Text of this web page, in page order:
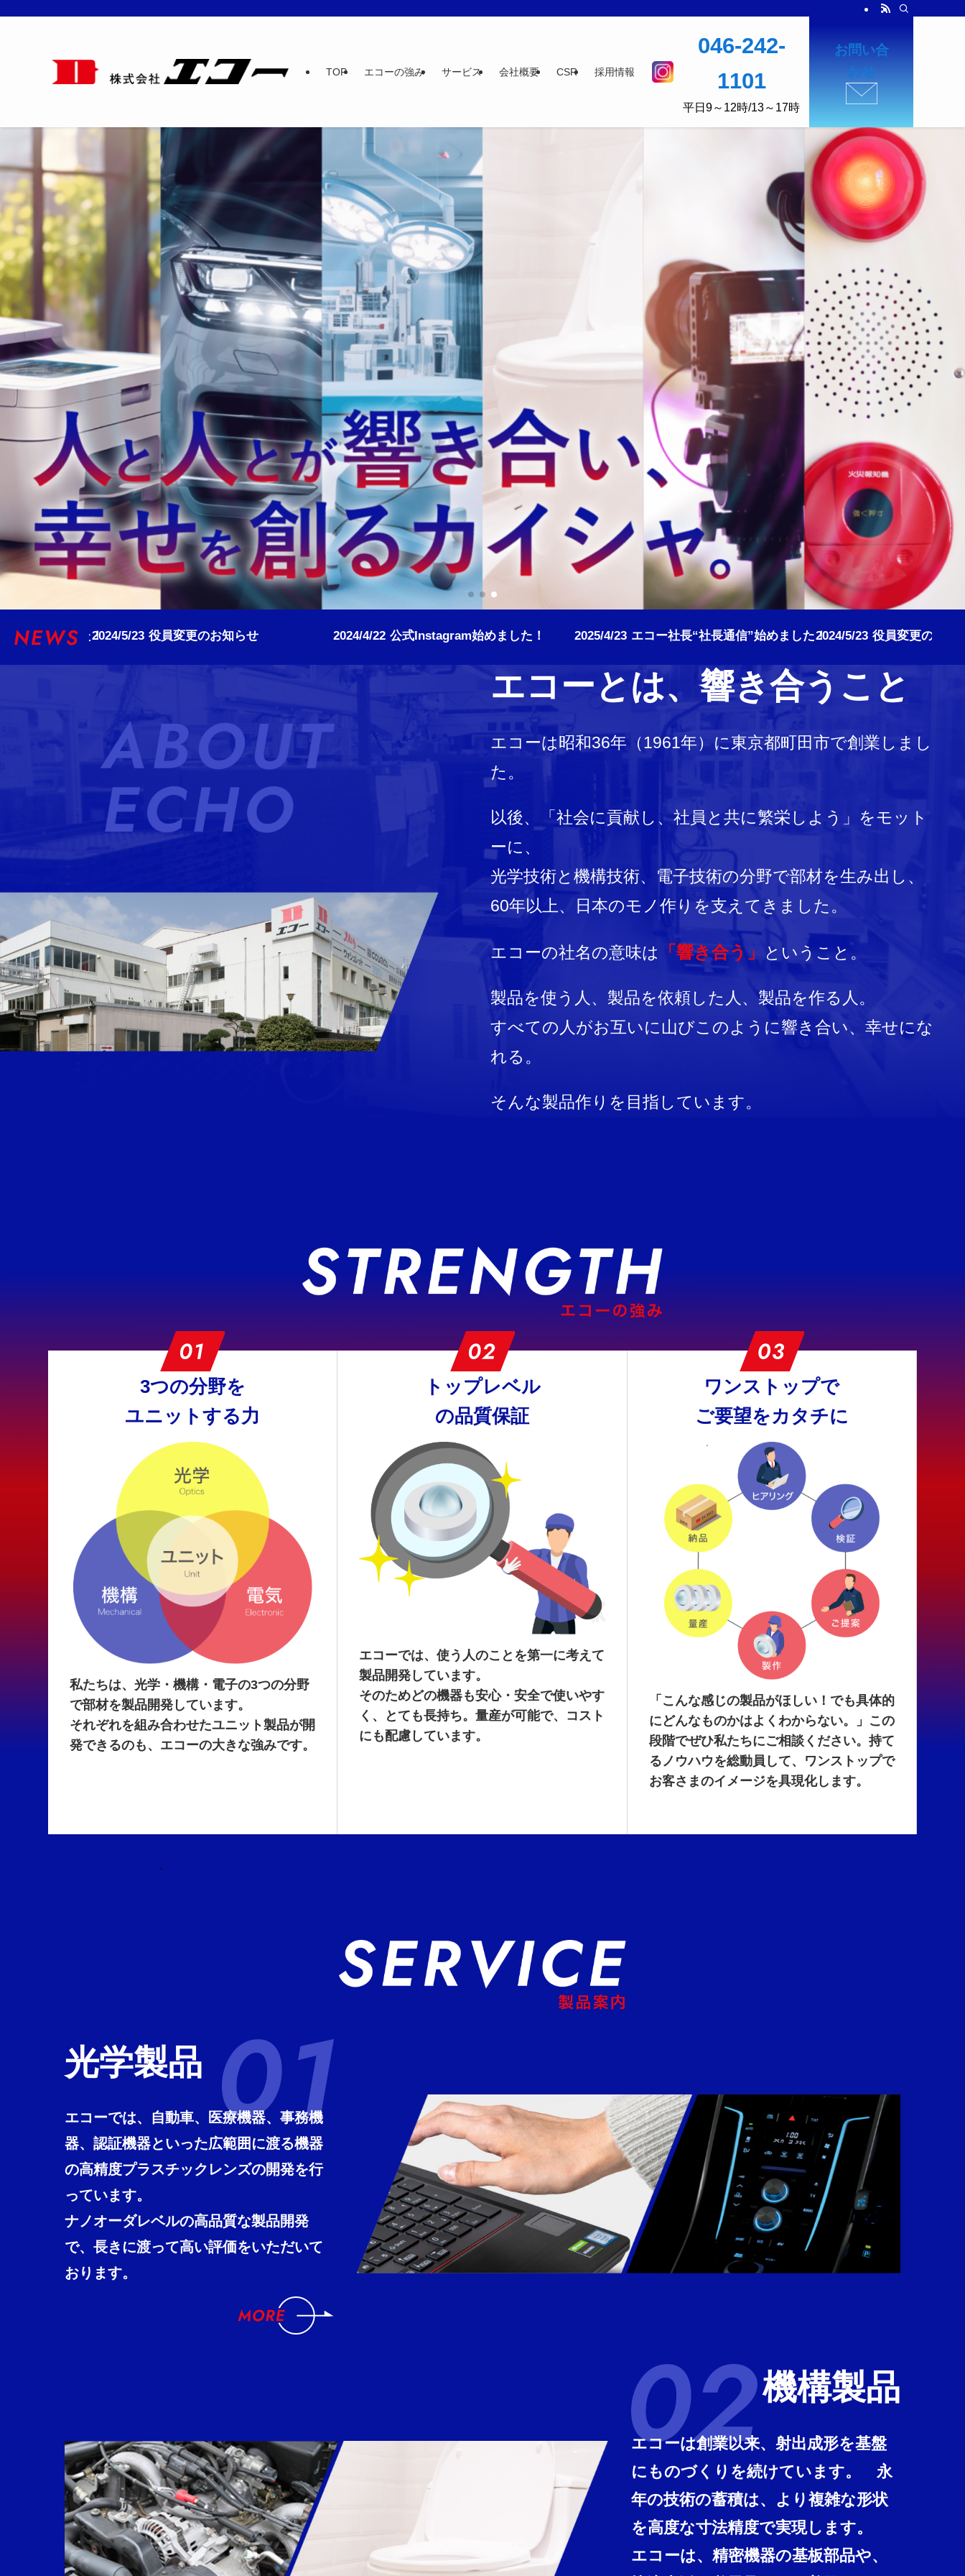
TOP エコーの強み サービス 会社概要 CSR 採用情報
046-242-
1101
平日9～12時/13～17時
お問い合
わせ
せ 2024/4/22 公式Instagram始めました！ 2025/4/23 エコー社長“社長通信”始めました！2024/5/23 役員変更のお知らせ 2024/4/22 公式Instagram
エコーとは、響き合うこと
エコーは昭和36年（1961年）に東京都町田市で創業しまし
た。
以後、「社会に貢献し、社員と共に繁栄しよう」をモット
ーに、
光学技術と機構技術、電子技術の分野で部材を生み出し、
60年以上、日本のモノ作りを支えてきました。
エコーの社名の意味は 「響き合う」 ということ。
製品を使う人、製品を依頼した人、製品を作る人。
すべての人がお互いに山びこのように響き合い、幸せにな
れる。
そんな製品作りを目指しています。
3つの分野を
ユニットする力
私たちは、光学・機構・電子の3つの分野
で部材を製品開発しています。
それぞれを組み合わせたユニット製品が開
発できるのも、エコーの大きな強みです。
トップレベル
の品質保証
エコーでは、使う人のことを第一に考えて
製品開発しています。
そのためどの機器も安心・安全で使いやす
く、とても長持ち。量産が可能で、コスト
にも配慮しています。
ワンストップで
ご要望をカタチに
「こんな感じの製品がほしい！でも具体的
にどんなものかはよくわからない。」この
段階でぜひ私たちにご相談ください。持て
るノウハウを総動員して、ワンストップで
お客さまのイメージを具現化します。
.
光学製品
エコーでは、自動車、医療機器、事務機
器、認証機器といった広範囲に渡る機器
の高精度プラスチックレンズの開発を行
っています。
ナノオーダレベルの高品質な製品開発
で、長きに渡って高い評価をいただいて
おります。
機構製品
エコーは創業以来、射出成形を基盤
にものづくりを続けています。 永
年の技術の蓄積は、より複雑な形状
を高度な寸法精度で実現します。
エコーは、精密機器の基板部品や、